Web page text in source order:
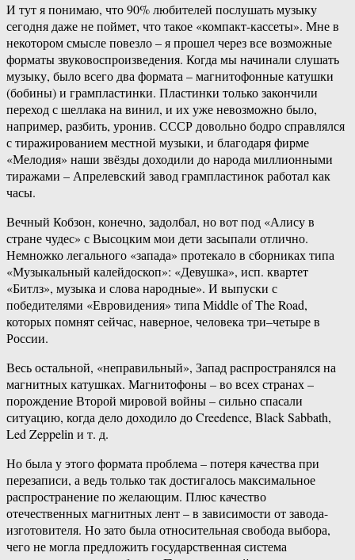
И тут я понимаю, что 90% любителей послушать музыку
сегодня даже не поймет, что такое «компакт-кассеты». Мне в
некотором смысле повезло – я прошел через все возможные
форматы звуковоспроизведения. Когда мы начинали слушать
музыку, было всего два формата – магнитофонные катушки
(бобины) и грампластинки. Пластинки только закончили
переход с шеллака на винил, и их уже невозможно было,
например, разбить, уронив. СССР довольно бодро справлялся
с тиражированием местной музыки, и благодаря фирме
«Мелодия» наши звёзды доходили до народа миллионными
тиражами – Апрелевский завод грампластинок работал как
часы.
Вечный Кобзон, конечно, задолбал, но вот под «Алису в
стране чудес» с Высоцким мои дети засыпали отлично.
Немножко легального «запада» протекало в сборниках типа
«Музыкальный калейдоскоп»: «Девушка», исп. квартет
«Битлз», музыка и слова народные». И выпуски с
победителями «Евровидения» типа Middle of The Road,
которых помнят сейчас, наверное, человека три–четыре в
России.
Весь остальной, «неправильный», Запад распространялся на
магнитных катушках. Магнитофоны – во всех странах –
порождение Второй мировой войны – сильно спасали
ситуацию, когда дело доходило до Creedence, Black Sabbath,
Led Zeppelin и т. д.
Но была у этого формата проблема – потеря качества при
перезаписи, а ведь только так достигалось максимальное
распространение по желающим. Плюс качество
отечественных магнитных лент – в зависимости от завода-
изготовителя. Но зато была относительная свобода выбора,
чего не могла предложить государственная система